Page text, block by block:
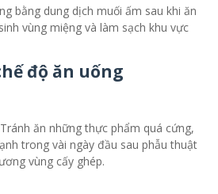
bằng dung dịch muối ấm sau khi ăn
vùng miệng và làm sạch khu vực
độ ăn uống
ăn những thực phẩm quá cứng,
trong vài ngày đầu sau phẫu thuật
vùng cấy ghép.